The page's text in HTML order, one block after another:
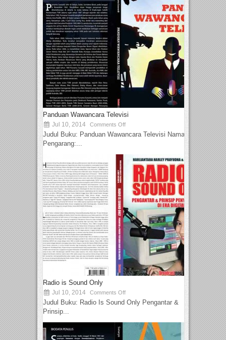
Panduan Wawancara Televisi
Jul 10, 2014 Comments Off
Judul Buku: Panduan Wawancara Televisi Nama
Pengarang:...
Radio is Sound Only
Jul 10, 2014 Comments Off
Judul Buku: Radio Is Sound Only Pengantar &
Prinsip...